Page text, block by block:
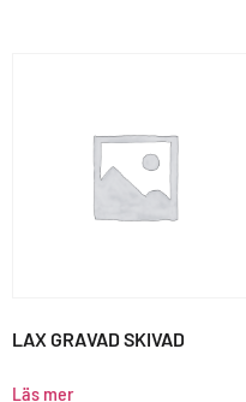
LAX GRAVAD SKIVAD
Läs mer